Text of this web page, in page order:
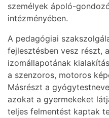
személyek ápoló-
intézményében.
A pedagógiai
fejlesztésben vesz részt,
izomállapotának
a szenzoros, motoros
Másrészt a
azokat a gyermekeket
teljes felmentést kaptak